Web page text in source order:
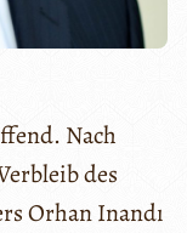
Nach
des
Orhan Inandı